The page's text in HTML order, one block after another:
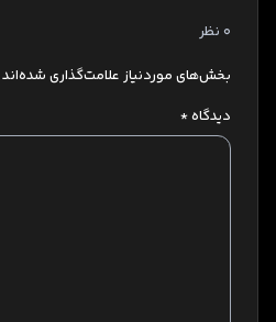
0 نظر
بخش‌های موردنیاز علامت‌گذاری شده‌اند
دیدگاه*